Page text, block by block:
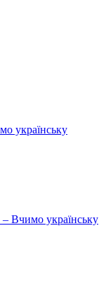
українську
– Вчимо українську